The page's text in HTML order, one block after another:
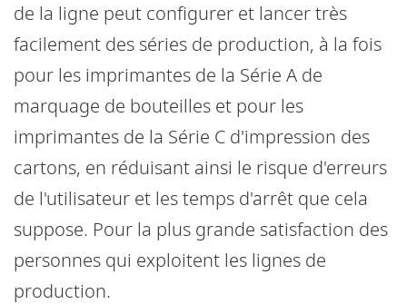
de la ligne peut configurer et lancer très
facilement des séries de production, à la fois
pour les imprimantes de la Série A de
marquage de bouteilles et pour les
imprimantes de la Série C d'impression des
cartons, en réduisant ainsi le risque d'erreurs
de l'utilisateur et les temps d'arrêt que cela
suppose. Pour la plus grande satisfaction des
personnes qui exploitent les lignes de
production.